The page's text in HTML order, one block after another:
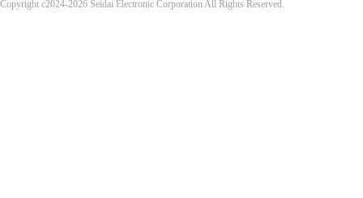
Copyright c2024-2026 Seidai Electronic Corporation All Rights Reserved.